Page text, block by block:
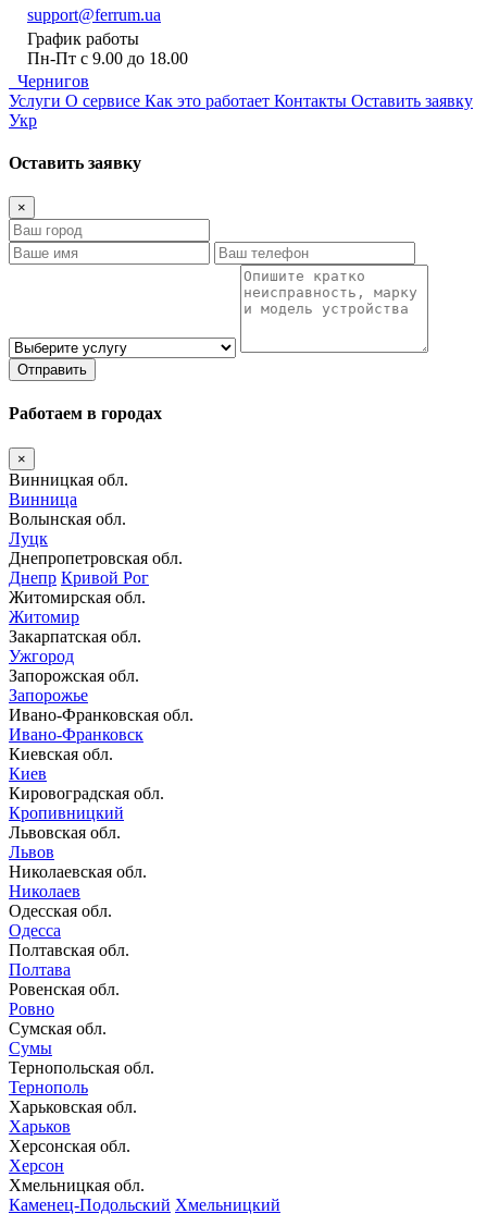
support@ferrum.ua
График работы
Пн-Пт с 9.00 до 18.00
Чернигов
Услуги О сервисе Как это работает Контакты Оставить заявку
Укр
Оставить заявку
×
Отправить
Работаем в городах
×
Винницкая обл.
Винница
Волынская обл.
Луцк
Днепропетровская обл.
Днепр Кривой Рог
Житомирская обл.
Житомир
Закарпатская обл.
Ужгород
Запорожская обл.
Запорожье
Ивано-Франковская обл.
Ивано-Франковск
Киевская обл.
Киев
Кировоградская обл.
Кропивницкий
Львовская обл.
Львов
Николаевская обл.
Николаев
Одесская обл.
Одесса
Полтавская обл.
Полтава
Ровенская обл.
Ровно
Сумская обл.
Сумы
Тернопольская обл.
Тернополь
Харьковская обл.
Харьков
Херсонская обл.
Херсон
Хмельницкая обл.
Каменец-Подольский Хмельницкий